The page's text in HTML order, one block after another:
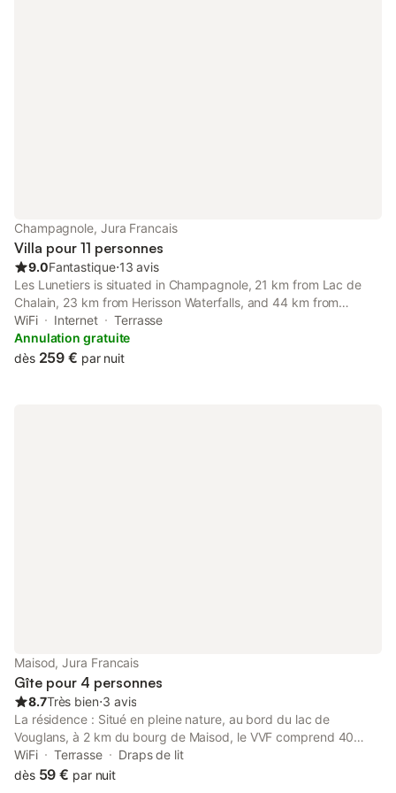
Champagnole, Jura Francais
Villa pour 11 personnes
9.0Fantastique⋅13 avis
Les Lunetiers is situated in Champagnole, 21 km from Lac de
Chalain, 23 km from Herisson Waterfalls, and 44 km from
Rousses Lake. Featuring city and inner courtyard views, this villa
also has free WiFi.
WiFi Internet
Terrasse
Annulation gratuite
dès 259 € par nuit
Maisod, Jura Francais
Gîte pour 4 personnes
8.7Très bien⋅3 avis
La résidence : Situé en pleine nature, au bord du lac de
Vouglans, à 2 km du bourg de Maisod, le VVF comprend 40
gîtes répartis en bandeaux, sur 2 niveaux pour 4 à 8 personnes,
ainsi que 2 chalets pour 4 personnes. Tous les logements sont
WiFi Terrasse
Draps de lit
dès 59 € par nuit